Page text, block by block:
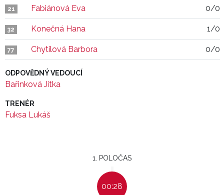
21 Fabiánová Eva 0/0
32 Konečná Hana 1/0
77 Chytilová Barbora 0/0
ODPOVĚDNÝ VEDOUCÍ
Bařinková Jitka
TRENÉR
Fuksa Lukáš
1. POLOČAS
00:28